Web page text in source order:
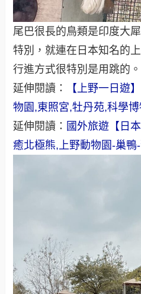
尾巴很長的鳥類是印度大
特別，就連在日本知名的
行進方式很特別是用跳的。
延伸閱讀：
【上野一日遊
物園,東照宮,牡丹苑,科學
延伸閱讀： 國外旅遊【日
癒北極熊,上野動物園-巢鴨